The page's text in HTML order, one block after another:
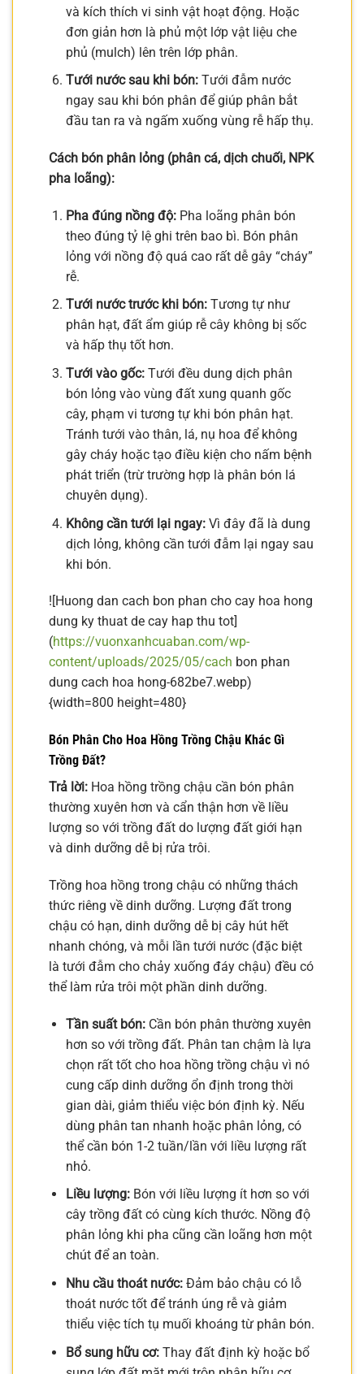
và kích thích vi sinh vật hoạt động. Hoặc
đơn giản hơn là phủ một lớp vật liệu che
phủ (mulch) lên trên lớp phân.
Tưới nước sau khi bón:Tưới đẫm nước
ngay sau khi bón phân để giúp phân bắt
đầu tan ra và ngấm xuống vùng rễ hấp thụ.
Cách bón phân lỏng (phân cá, dịch chuối, NPK
pha loãng):
Pha đúng nồng độ:Pha loãng phân bón
theo đúng tỷ lệ ghi trên bao bì. Bón phân
lỏng với nồng độ quá cao rất dễ gây “cháy”
rễ.
Tưới nước trước khi bón:Tương tự như
phân hạt, đất ẩm giúp rễ cây không bị sốc
và hấp thụ tốt hơn.
Tưới vào gốc:Tưới đều dung dịch phân
bón lỏng vào vùng đất xung quanh gốc
cây, phạm vi tương tự khi bón phân hạt.
Tránh tưới vào thân, lá, nụ hoa để không
gây cháy hoặc tạo điều kiện cho nấm bệnh
phát triển (trừ trường hợp là phân bón lá
chuyên dụng).
Không cần tưới lại ngay:Vì đây đã là dung
dịch lỏng, không cần tưới đẫm lại ngay sau
khi bón.
![Huong dan cach bon phan cho cay hoa hong
dung ky thuat de cay hap thu tot]
(https://vuonxanhcuaban.com/wp-
content/uploads/2025/05/cach bon phan
dung cach hoa hong-682be7.webp)
{width=800 height=480}
Bón Phân Cho Hoa Hồng Trồng Chậu Khác Gì
Trồng Đất?
Trả lời: Hoa hồng trồng chậu cần bón phân
thường xuyên hơn và cẩn thận hơn về liều
lượng so với trồng đất do lượng đất giới hạn
và dinh dưỡng dễ bị rửa trôi.
Trồng hoa hồng trong chậu có những thách
thức riêng về dinh dưỡng. Lượng đất trong
chậu có hạn, dinh dưỡng dễ bị cây hút hết
nhanh chóng, và mỗi lần tưới nước (đặc biệt
là tưới đẫm cho chảy xuống đáy chậu) đều có
thể làm rửa trôi một phần dinh dưỡng.
Tần suất bón:Cần bón phân thường xuyên
hơn so với trồng đất. Phân tan chậm là lựa
chọn rất tốt cho hoa hồng trồng chậu vì nó
cung cấp dinh dưỡng ổn định trong thời
gian dài, giảm thiểu việc bón định kỳ. Nếu
dùng phân tan nhanh hoặc phân lỏng, có
thể cần bón 1-2 tuần/lần với liều lượng rất
nhỏ.
Liều lượng:Bón với liều lượng ít hơn so với
cây trồng đất có cùng kích thước. Nồng độ
phân lỏng khi pha cũng cần loãng hơn một
chút để an toàn.
Nhu cầu thoát nước:Đảm bảo chậu có lỗ
thoát nước tốt để tránh úng rễ và giảm
thiểu việc tích tụ muối khoáng từ phân bón.
Bổ sung hữu cơ:Thay đất định kỳ hoặc bổ